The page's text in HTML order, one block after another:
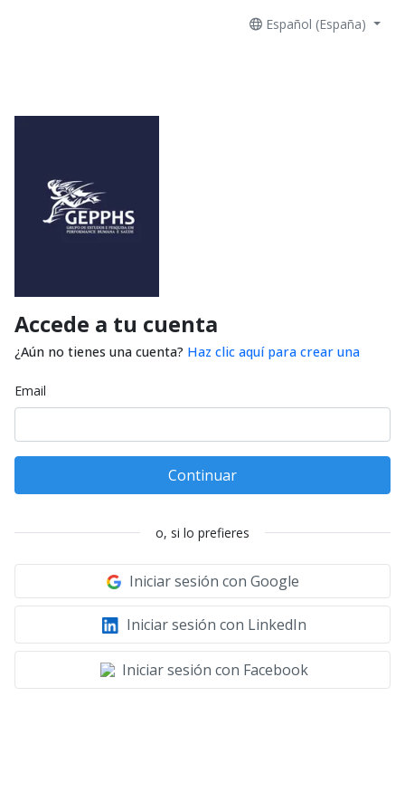
Español (España)
Accede a tu cuenta
¿Aún no tienes una cuenta? Haz clic aquí para crear una
Email
Continuar
o, si lo prefieres
Iniciar sesión con Google
Iniciar sesión con LinkedIn
Iniciar sesión con Facebook